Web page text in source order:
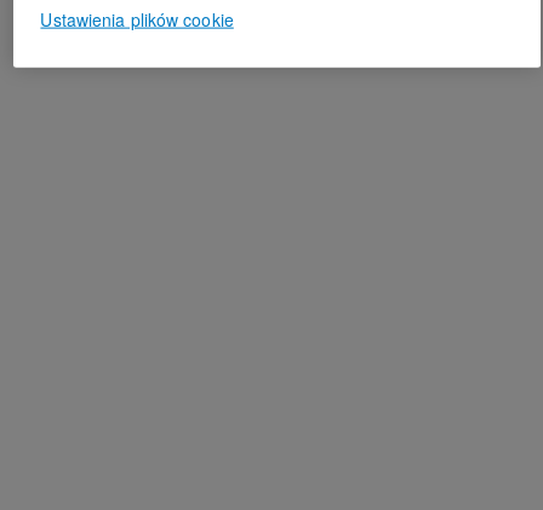
Ustawienia plików cookie